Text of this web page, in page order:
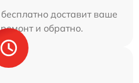
доставит ваше
и обратно.